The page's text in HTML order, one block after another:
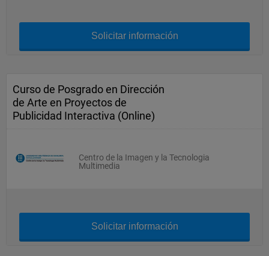
Solicitar información
Curso de Posgrado en Dirección
de Arte en Proyectos de
Publicidad Interactiva (Online)
Centro de la Imagen y la Tecnologia
Multimedia
Solicitar información